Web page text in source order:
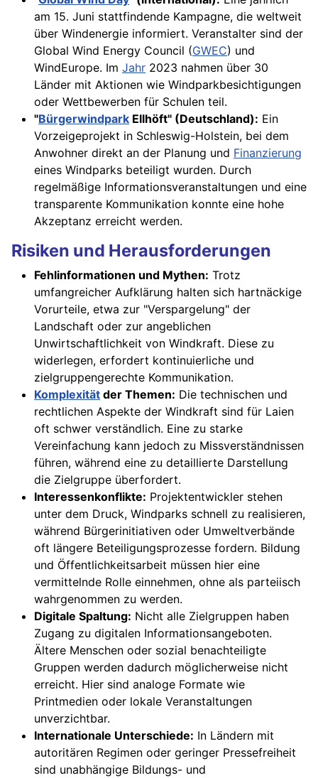
am 15. Juni stattfindende Kampagne, die weltweit
über Windenergie informiert. Veranstalter sind der
Global Wind Energy Council (GWEC) und
WindEurope. Im Jahr 2023 nahmen über 30
Länder mit Aktionen wie Windparkbesichtigungen
oder Wettbewerben für Schulen teil.
"Bürgerwindpark Ellhöft" (Deutschland): Ein
Vorzeigeprojekt in Schleswig-Holstein, bei dem
Anwohner direkt an der Planung und Finanzierung
eines Windparks beteiligt wurden. Durch
regelmäßige Informationsveranstaltungen und eine
transparente Kommunikation konnte eine hohe
Akzeptanz erreicht werden.
Risiken und Herausforderungen
Fehlinformationen und Mythen: Trotz
umfangreicher Aufklärung halten sich hartnäckige
Vorurteile, etwa zur "Verspargelung" der
Landschaft oder zur angeblichen
Unwirtschaftlichkeit von Windkraft. Diese zu
widerlegen, erfordert kontinuierliche und
zielgruppengerechte Kommunikation.
Komplexität der Themen: Die technischen und
rechtlichen Aspekte der Windkraft sind für Laien
oft schwer verständlich. Eine zu starke
Vereinfachung kann jedoch zu Missverständnissen
führen, während eine zu detaillierte Darstellung
die Zielgruppe überfordert.
Interessenkonflikte: Projektentwickler stehen
unter dem Druck, Windparks schnell zu realisieren,
während Bürgerinitiativen oder Umweltverbände
oft längere Beteiligungsprozesse fordern. Bildung
und Öffentlichkeitsarbeit müssen hier eine
vermittelnde Rolle einnehmen, ohne als parteiisch
wahrgenommen zu werden.
Digitale Spaltung: Nicht alle Zielgruppen haben
Zugang zu digitalen Informationsangeboten.
Ältere Menschen oder sozial benachteiligte
Gruppen werden dadurch möglicherweise nicht
erreicht. Hier sind analoge Formate wie
Printmedien oder lokale Veranstaltungen
unverzichtbar.
Internationale Unterschiede: In Ländern mit
autoritären Regimen oder geringer Pressefreiheit
sind unabhängige Bildungs- und